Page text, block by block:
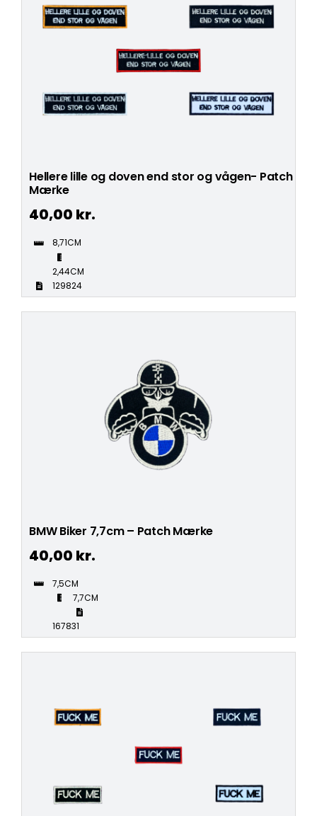
Hellere lille og doven end stor og vågen- Patch
Mærke
40,00 kr.
8,71CM
2,44CM
129824
BMW Biker 7,7cm – Patch Mærke
40,00 kr.
7,5CM
7,7CM
167831